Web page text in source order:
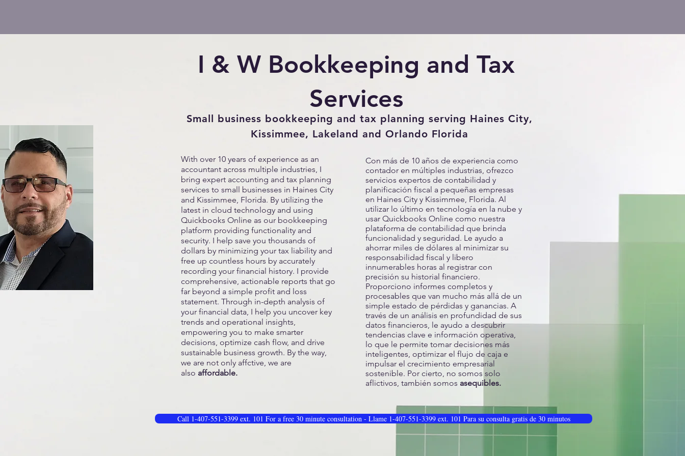
I & W Bookkeeping and Tax
Services
Small business bookkeeping and tax planning serving Haines City,
Kissimmee, Lakeland and Orlando Florida
With over 10 years of experience as an
accountant across multiple industries, I
bring expert accounting and tax planning
services to small businesses in Haines City
and Kissimmee, Florida. By utilizing the
latest in cloud technology and using
Quickbooks Online as our bookkeeping
platform providing functionality and
security. I help save you thousands of
dollars by minimizing your tax liability and
free up countless hours by accurately
recording your financial history. I provide
comprehensive, actionable reports that go
far beyond a simple profit and loss
statement. Through in-depth analysis of
your financial data, I help you uncover key
trends and operational insights,
empowering you to make smarter
decisions, optimize cash flow, and drive
sustainable business growth. By the way,
we are not only affctive, we are
also affordable.
Con más de 10 años de experiencia como
contador en múltiples industrias, ofrezco
servicios expertos de contabilidad y
planificación fiscal a pequeñas empresas
en Haines City y Kissimmee, Florida. Al
utilizar lo último en tecnología en la nube y
usar Quickbooks Online como nuestra
plataforma de contabilidad que brinda
funcionalidad y seguridad. Le ayudo a
ahorrar miles de dólares al minimizar su
responsabilidad fiscal y libero
innumerables horas al registrar con
precisión su historial financiero.
Proporciono informes completos y
procesables que van mucho más allá de un
simple estado de pérdidas y ganancias. A
través de un análisis en profundidad de sus
datos financieros, le ayudo a descubrir
tendencias clave e información operativa,
lo que le permite tomar decisiones más
inteligentes, optimizar el flujo de caja e
impulsar el crecimiento empresarial
sostenible. Por cierto, no somos solo
aflictivos, también somos asequibles.
Call 1-407-551-3399 ext. 101 For a free 30 minute consultation - Llame 1-407-551-3399 ext. 101 Para su consulta gratis de 30 minutos